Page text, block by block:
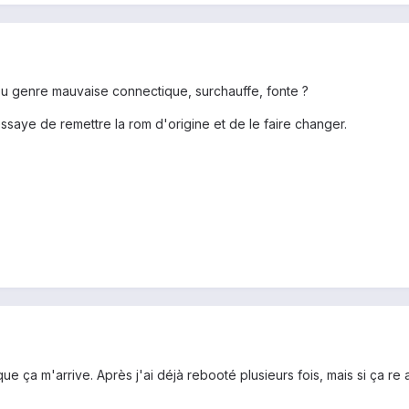
genre mauvaise connectique, surchauffe, fonte ?
de remettre la rom d'origine et de le faire changer.
ça m'arrive. Après j'ai déjà rebooté plusieurs fois, mais si ça